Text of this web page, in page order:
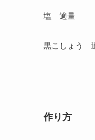
塩 適量
黒こしょう
作り方